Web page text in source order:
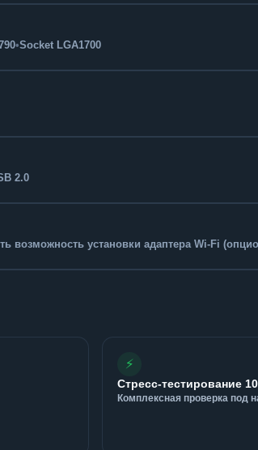
•Socket LGA1700
2.0
возможность установки адаптера Wi-Fi
⚡
Стресс-тестирование
Комплексная проверка под